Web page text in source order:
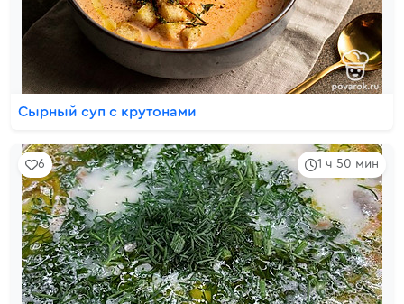
Сырный суп с крутонами
1 ч 50 мин
6